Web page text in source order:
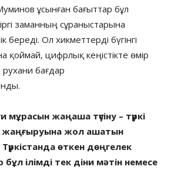
ұсынған бағыттар бұл
заманның сұраныстарына
береді. Ол хикметтерді бүгінгі
қоймай, цифрлық кеңістікте өмір
рухани бағдар
жаңаша түсіну – түркі
жаңғыруына жол ашатын
өткен дөңгелек
ілімді тек діни мәтін немесе